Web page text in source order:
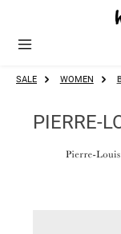
Zum Hauptinhalt springen
SALE WOMEN
PIERRE-